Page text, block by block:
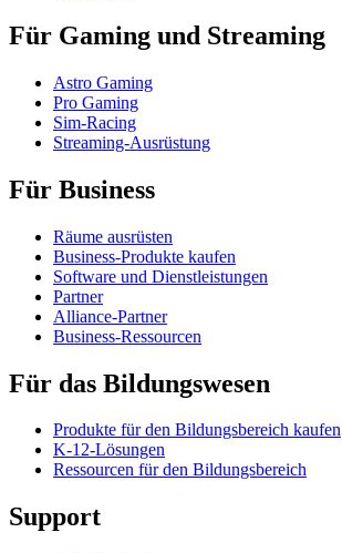
Für Gaming und Streaming
Astro Gaming
Pro Gaming
Sim-Racing
Streaming-Ausrüstung
Für Business
Räume ausrüsten
Business-Produkte kaufen
Software und Dienstleistungen
Partner
Alliance-Partner
Business-Ressourcen
Für das Bildungswesen
Produkte für den Bildungsbereich kaufen
K-12-Lösungen
Ressourcen für den Bildungsbereich
Support